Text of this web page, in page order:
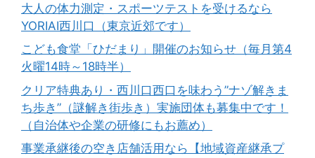
大人の体力測定・スポーツテストを受けるなら
YORIAI西川口（東京近郊です）
こども食堂「ひだまり」開催のお知らせ（毎月第4
火曜14時～18時半）
クリア特典あり・西川口西口を味わう”ナゾ解きま
ち歩き”（謎解き街歩き）実施団体も募集中です！
（自治体や企業の研修にもお薦め）
事業承継後の空き店舗活用なら【地域資産継承プ